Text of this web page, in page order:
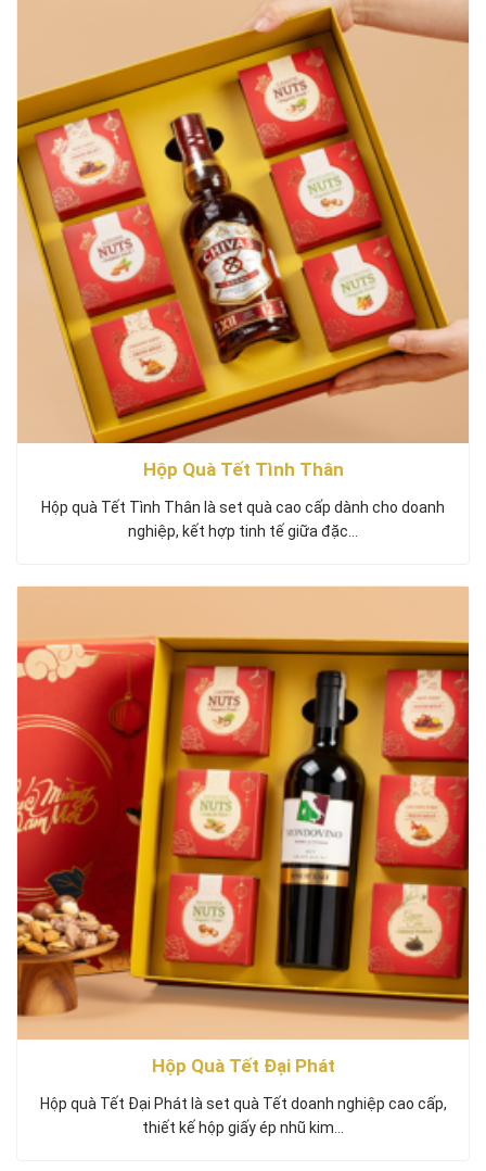
Hộp Quà Tết Tình Thân
Hộp quà Tết Tình Thân là set quà cao cấp dành cho doanh
nghiệp, kết hợp tinh tế giữa đặc…
Hộp Quà Tết Đại Phát
Hộp quà Tết Đại Phát là set quà Tết doanh nghiệp cao cấp,
thiết kế hộp giấy ép nhũ kim…